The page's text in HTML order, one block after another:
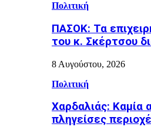
Πολιτική
ΠΑΣΟΚ: Τα
του κ. Σκέρτσου
8 Αυγούστου, 2026
Πολιτική
Χαρδαλιάς: Καμία
πληγείσες